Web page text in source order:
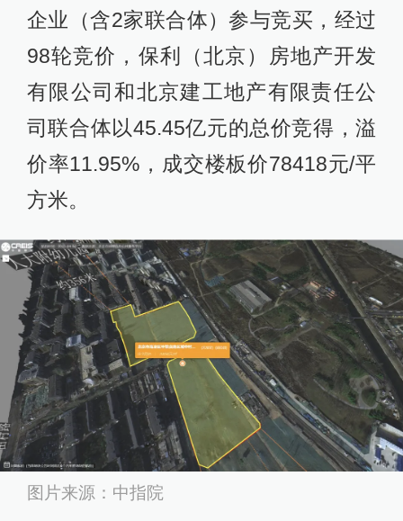
企业（含2家联合体）参与竞买，经过
98轮竞价，保利（北京）房地产开发
有限公司和北京建工地产有限责任公
司联合体以45.45亿元的总价竞得，溢
价率11.95%，成交楼板价78418元/平
方米。
图片来源：中指院